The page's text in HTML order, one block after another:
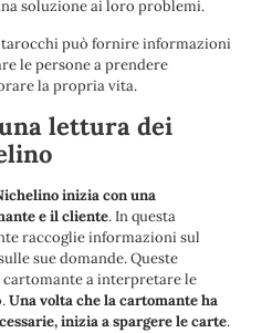
soluzione ai loro problemi.
tarocchi può fornire informazioni
le persone a prendere
la propria vita.
lettura dei
inizia con una
e il cliente. In questa
raccoglie informazioni sul
sue domande. Queste
a interpretare le
Una volta che la cartomante ha
inizia a spargere le carte.